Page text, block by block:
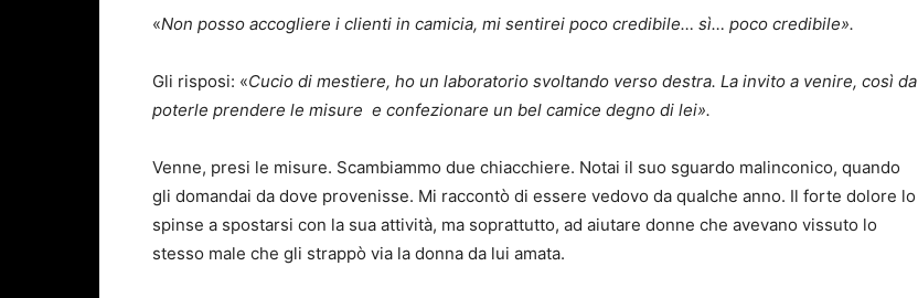
«Non posso accogliere i clienti in camicia, mi sentirei poco credibile… sì… poco credibile».
Gli risposi: «Cucio di mestiere, ho un laboratorio svoltando verso destra. La invito a venire, così da
poterle prendere le misure e confezionare un bel camice degno di lei».
Venne, presi le misure. Scambiammo due chiacchiere. Notai il suo sguardo malinconico, quando
gli domandai da dove provenisse. Mi raccontò di essere vedovo da qualche anno. Il forte dolore lo
spinse a spostarsi con la sua attività, ma soprattutto, ad aiutare donne che avevano vissuto lo
stesso male che gli strappò via la donna da lui amata.